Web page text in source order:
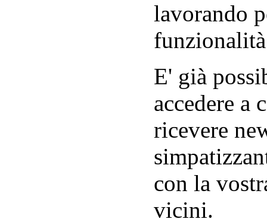
lavorando
E' già
accedere a
ricevere
con la
vicini.